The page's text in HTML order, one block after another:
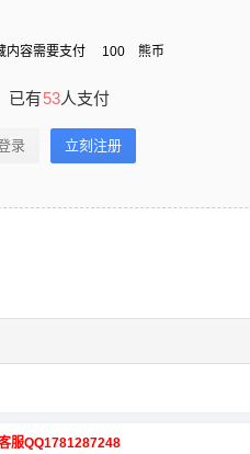
内容需要支付 100 熊币
已有53人支付
录 立刻注册
服QQ1781287248